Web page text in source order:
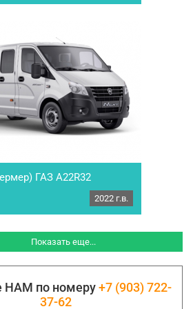
автомобиля: Марка, модель:
ГАЗ A22R32
2022 г.в.
Показать еще...
НАМ по номеру+7 (903) 722-
37-62